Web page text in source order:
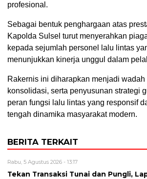
profesional.
Sebagai bentuk penghargaan atas
Kapolda Sulsel turut menyerahkan
kepada sejumlah personel lalu lintas
menunjukkan kinerja unggul dalam
Rakernis ini diharapkan menjadi wadah
konsolidasi, serta penyusunan strategi
peran fungsi lalu lintas yang responsif
tengah dinamika masyarakat modern.
BERITA TERKAIT
Rabu, 5 Agustus 2026 - 13:17
Tekan Transaksi Tunai dan Pungli,